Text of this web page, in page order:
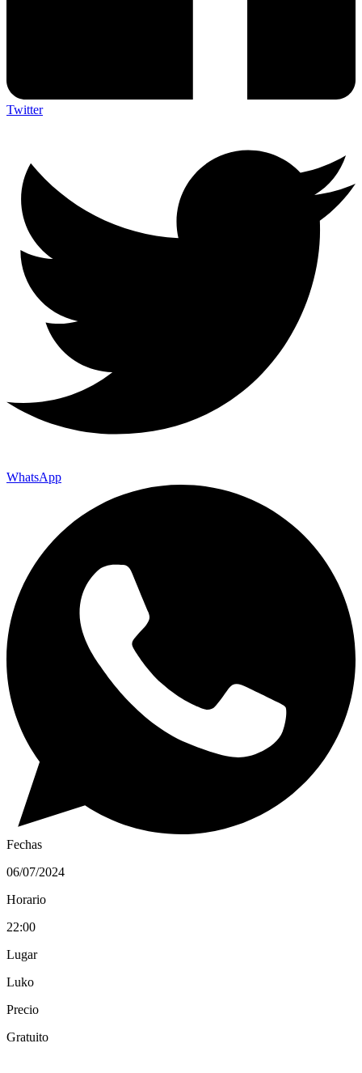
Twitter
WhatsApp
Fechas
06/07/2024
Horario
22:00
Lugar
Luko
Precio
Gratuito